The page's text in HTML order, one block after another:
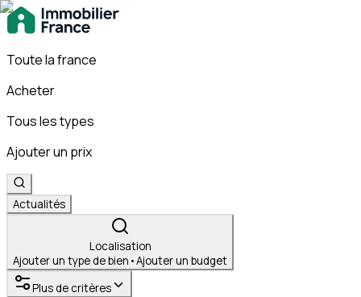
Toute la france
Acheter
Tous les types
Ajouter un prix
Actualités
Localisation
Ajouter un type de bien •Ajouter un budget
Plus de critères